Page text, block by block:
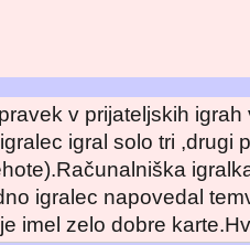
v prijateljskih
igral solo tri ,drugi
igralec napovedal
imel zelo dobre